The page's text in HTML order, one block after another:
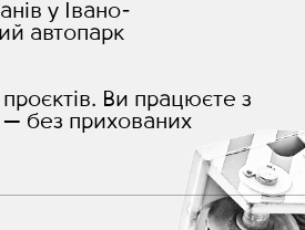
у Івано-
автопарк
Ви працюєте з
— без прихованих